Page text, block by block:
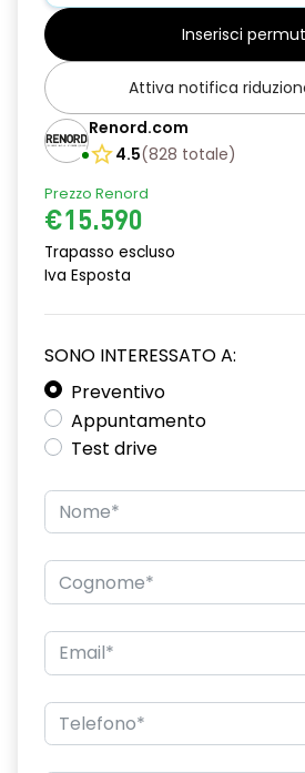
Inserisci
Attiva notifica
Renord.com
4.5(828 totale)
Prezzo Renord
€15.590
Trapasso escluso
Iva Esposta
SONO INTERESSATO A:
Preventivo
Appuntamento
Test drive